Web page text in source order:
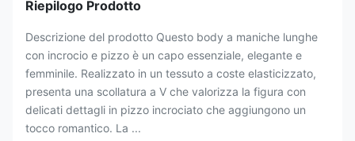
Riepilogo Prodotto
Descrizione del prodotto Questo body a maniche lunghe
con incrocio e pizzo è un capo essenziale, elegante e
femminile. Realizzato in un tessuto a coste elasticizzato,
presenta una scollatura a V che valorizza la figura con
delicati dettagli in pizzo incrociato che aggiungono un
tocco romantico. La ...